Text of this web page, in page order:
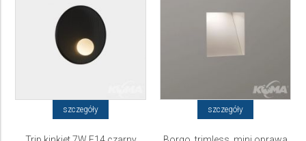
szczegóły szczegóły